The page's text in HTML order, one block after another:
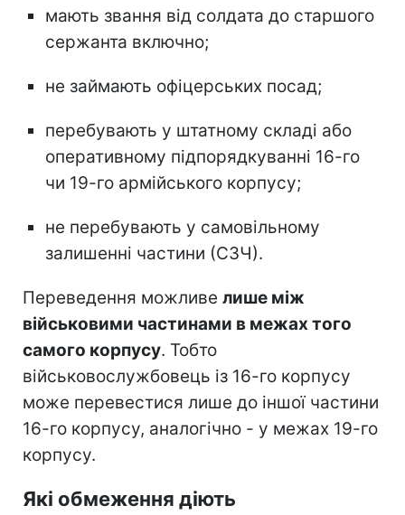
мають звання від солдата до старшого
сержанта включно;
не займають офіцерських посад;
перебувають у штатному складі або
оперативному підпорядкуванні 16-го
чи 19-го армійського корпусу;
не перебувають у самовільному
залишенні частини (СЗЧ).
Переведення можливе лише між
військовими частинами в межах того
самого корпусу. Тобто
військовослужбовець із 16-го корпусу
може перевестися лише до іншої частини
16-го корпусу, аналогічно - у межах 19-го
корпусу.
Які обмеження діють